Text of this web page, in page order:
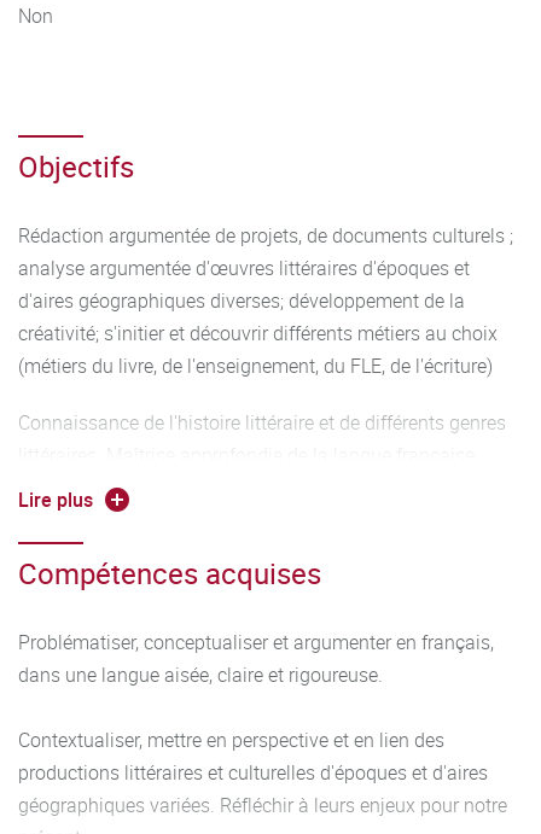
Non
Objectifs
Rédaction argumentée de projets, de documents culturels ;
analyse argumentée d'œuvres littéraires d'époques et
d'aires géographiques diverses; développement de la
créativité; s'initier et découvrir différents métiers au choix
(métiers du livre, de l'enseignement, du FLE, de l'écriture)
Connaissance de l'histoire littéraire et de différents genres
(orthographe, syntaxe, fonctionnement linguistique).
Apprentissage de l'analyse littéraire. Maîtrise minimale des
deux langues anciennes et de leur grammaire.
Connaissance minimale de la civilisation et l’anthropologie
Lire plus
Compétences acquises
Problématiser, conceptualiser et argumenter en français,
dans une langue aisée, claire et rigoureuse.
Contextualiser, mettre en perspective et en lien des
productions littéraires et culturelles d'époques et d'aires
géographiques variées. Réfléchir à leurs enjeux pour notre